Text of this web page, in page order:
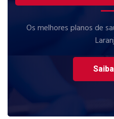
Os melhores planos de